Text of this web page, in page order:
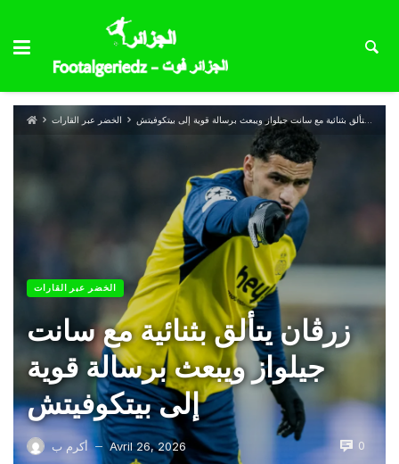
الخضر عبر القارات زرڤان يتألق بثنائية مع سانت جيلواز ويبعث برسالة قوية إلى بيتكوفيتش
الخضر عبر القارات
زرڤان يتألق بثنائية مع سانت
جيلواز ويبعث برسالة قوية
إلى بيتكوفيتش
أكرم ب — Avril 26, 2026 0